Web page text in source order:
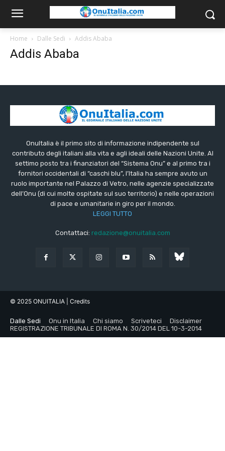
Home Dalle Sedi Addis Ababa
Addis Ababa
OnuItalia è il primo sito di informazione indipendente sul
contributo degli italiani alla vita e agli ideali delle Nazioni Unite. Al
settimo posto tra i finanziatori del “Sistema Onu” e al primo tra i
fornitori occidentali di “caschi blu”, l’Italia ha sempre avuto un
ruolo importante nel Palazzo di Vetro, nelle agenzie specializzate
dell’Onu (di cui molte ospitate sul suo territorio) e nelle operazioni
di pace e umanitarie in giro per il mondo.
LEGGI TUTTO
Contattaci: redazione@onuitalia.com
© 2025 ONUITALIA | Credits
Dalle Sedi Onu in Italia Chi siamo Scriveteci
Disclaimer
REGISTRAZIONE TRIBUNALE DI ROMA N. 30/2014 DEL 10-3-2014